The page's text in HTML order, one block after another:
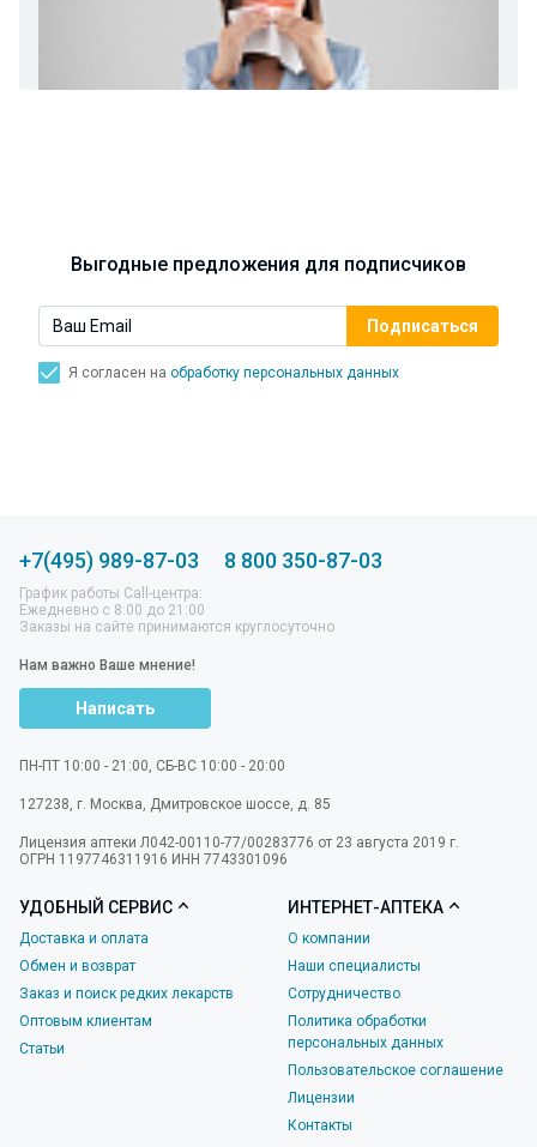
Ларингит: все о ларингите и его лечении. Как
спасти свой голос.
Выгодные предложения для подписчиков
Я согласен на обработку персональных данных
+7(495) 989-87-03 8 800 350-87-03
График работы Call-центра:
Ежедневно с 8:00 до 21:00
Заказы на сайте принимаются круглосуточно
Нам важно Ваше мнение!
Написать
ПН-ПТ 10:00 - 21:00, СБ-ВС 10:00 - 20:00
127238 г. Москва Дмитровское шоссе, д. 85
Лицензия аптеки Л042-00110-77/00283776 от 23 августа 2019 г.
ОГРН 1197746311916 ИНН 7743301096
УДОБНЫЙ СЕРВИС
Доставка и оплата
Обмен и возврат
Заказ и поиск редких лекарств
Оптовым клиентам
Статьи
ИНТЕРНЕТ-АПТЕКА
О компании
Наши специалисты
Сотрудничество
Политика обработки
персональных данных
Пользовательское соглашение
Лицензии
Контакты